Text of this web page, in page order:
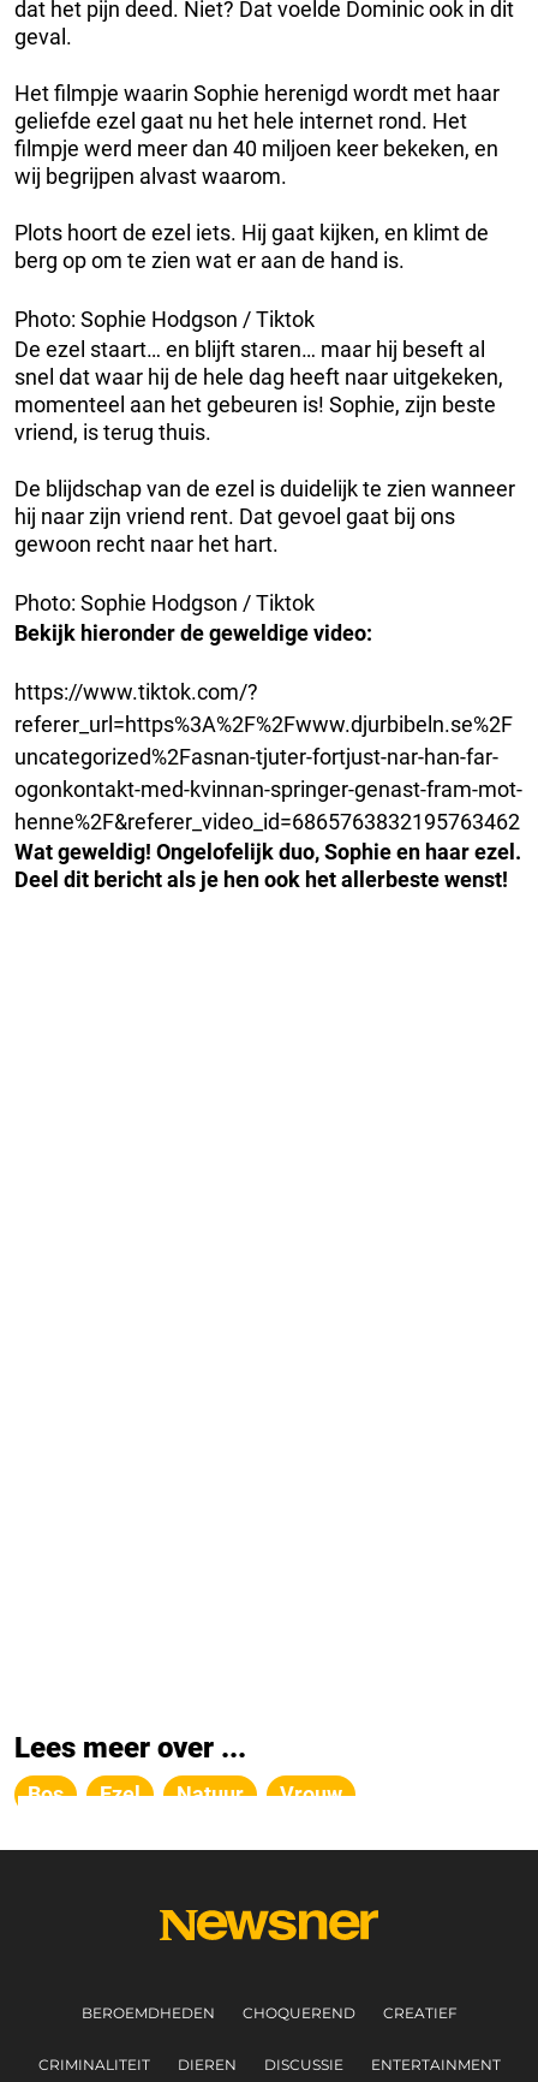
dat het pijn deed. Niet? Dat voelde Dominic ook in dit
geval.
Het filmpje waarin Sophie herenigd wordt met haar
geliefde ezel gaat nu het hele internet rond. Het
filmpje werd meer dan 40 miljoen keer bekeken, en
wij begrijpen alvast waarom.
Plots hoort de ezel iets. Hij gaat kijken, en klimt de
berg op om te zien wat er aan de hand is.
Photo: Sophie Hodgson / Tiktok
De ezel staart… en blijft staren… maar hij beseft al
snel dat waar hij de hele dag heeft naar uitgekeken,
momenteel aan het gebeuren is! Sophie, zijn beste
vriend, is terug thuis.
De blijdschap van de ezel is duidelijk te zien wanneer
hij naar zijn vriend rent. Dat gevoel gaat bij ons
gewoon recht naar het hart.
Photo: Sophie Hodgson / Tiktok
Bekijk hieronder de geweldige video:
https://www.tiktok.com/?
referer_url=https%3A%2F%2Fwww.djurbibeln.se%2F
uncategorized%2Fasnan-tjuter-fortjust-nar-han-far-
ogonkontakt-med-kvinnan-springer-genast-fram-mot-
henne%2F&referer_video_id=6865763832195763462
Wat geweldig! Ongelofelijk duo, Sophie en haar ezel.
Deel dit bericht als je hen ook het allerbeste wenst!
Lees meer over ...
Bos Ezel Natuur Vrouw
BEROEMDHEDEN CHOQUEREND CREATIEF
CRIMINALITEIT DIEREN DISCUSSIE ENTERTAINMENT